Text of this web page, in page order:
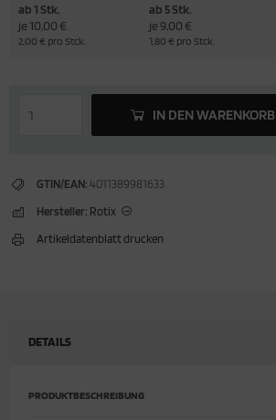
ab 1 Stk.
je 10,00 €
2,00 € pro Stck.
ab 5 Stk.
je 9,00 €
1,80 € pro Stck.
IN DEN WARENKORB
GTIN/EAN: 4011389981633
Hersteller: Rotix
Artikeldatenblatt drucken
DETAILS
PRODUKTBESCHREIBUNG